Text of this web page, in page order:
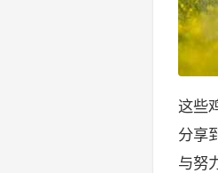
这些
分享
与努